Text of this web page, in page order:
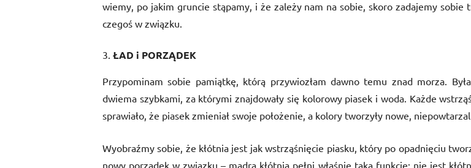
wiemy, po jakim gruncie stąpamy, i że zależy nam na sobie, skoro zadajemy sobie
czegoś w związku.
ŁAD i PORZĄDEK
Przypominam sobie pamiątkę, którą przywiozłam dawno temu znad morza.
dwiema szybkami, za którymi znajdowały się kolorowy piasek i woda. Każde
sprawiało, że piasek zmieniał swoje położenie, a kolory tworzyły nowe,
Wyobraźmy sobie, że kłótnia jest jak wstrząśnięcie piasku, który po opadnięciu
nowy porządek w związku – mądra kłótnia pełni właśnie taką funkcję; nie jest